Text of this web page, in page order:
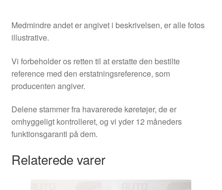
Medmindre andet er angivet i beskrivelsen, er alle fotos
illustrative.
Vi forbeholder os retten til at erstatte den bestilte
reference med den erstatningsreference, som
producenten angiver.
Delene stammer fra havarerede køretøjer, de er
omhyggeligt kontrolleret, og vi yder 12 måneders
funktionsgaranti på dem.
Relaterede varer